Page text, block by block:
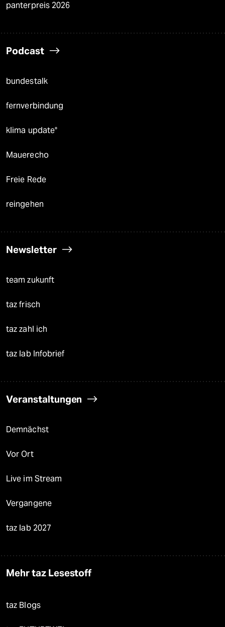
panterpreis 2026
Podcast
bundestalk
fernverbindung
klima update°
Mauerecho
Freie Rede
reingehen
Newsletter
team zukunft
taz frisch
taz zahl ich
taz lab Infobrief
Veranstaltungen
Demnächst
Vor Ort
Live im Stream
Vergangene
taz lab 2027
Mehr taz Lesestoff
taz Blogs